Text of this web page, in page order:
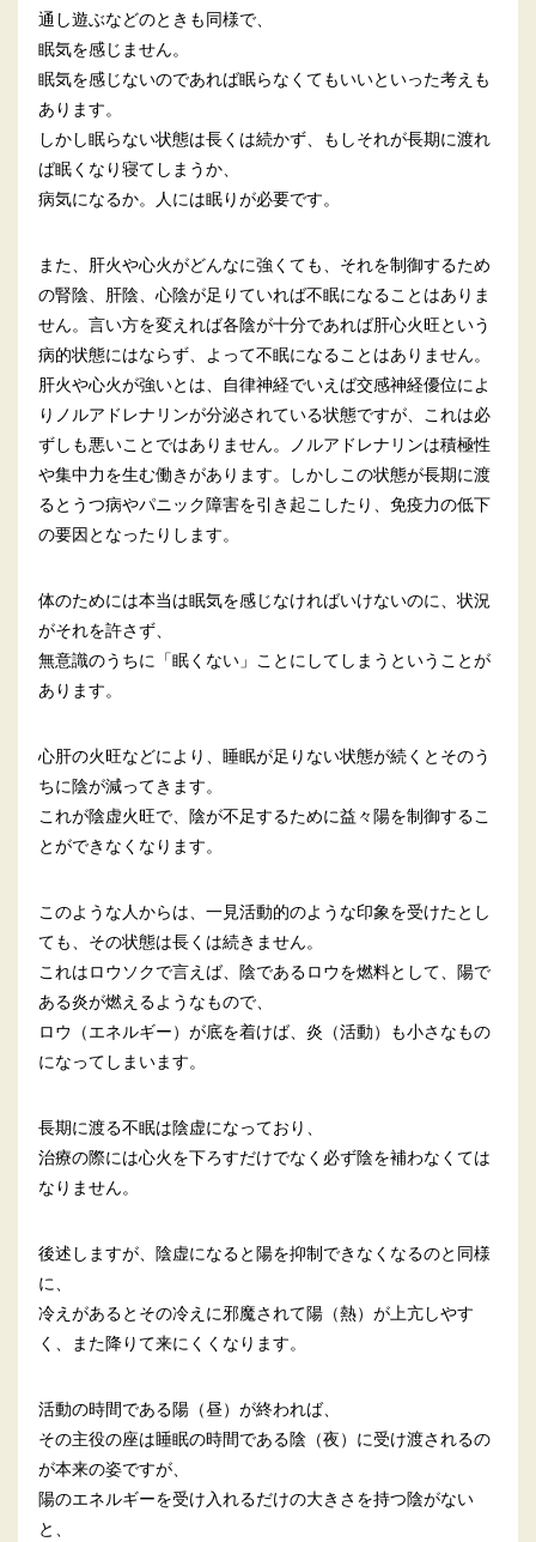
通し遊ぶなどのときも同様で、
眠気を感じません。
眠気を感じないのであれば眠らなくてもいいといった考えも
あります。
しかし眠らない状態は長くは続かず、もしそれが長期に渡れ
ば眠くなり寝てしまうか、
病気になるか。人には眠りが必要です。
また、肝火や心火がどんなに強くても、それを制御するため
の腎陰、肝陰、心陰が足りていれば不眠になることはありま
せん。言い方を変えれば各陰が十分であれば肝心火旺という
病的状態にはならず、よって不眠になることはありません。
肝火や心火が強いとは、自律神経でいえば交感神経優位によ
りノルアドレナリンが分泌されている状態ですが、これは必
ずしも悪いことではありません。ノルアドレナリンは積極性
や集中力を生む働きがあります。しかしこの状態が長期に渡
るとうつ病やパニック障害を引き起こしたり、免疫力の低下
の要因となったりします。
体のためには本当は眠気を感じなければいけないのに、状況
がそれを許さず、
無意識のうちに「眠くない」ことにしてしまうということが
あります。
心肝の火旺などにより、睡眠が足りない状態が続くとそのう
ちに陰が減ってきます。
これが陰虚火旺で、陰が不足するために益々陽を制御するこ
とができなくなります。
このような人からは、一見活動的のような印象を受けたとし
ても、その状態は長くは続きません。
これはロウソクで言えば、陰であるロウを燃料として、陽で
ある炎が燃えるようなもので、
ロウ（エネルギー）が底を着けば、炎（活動）も小さなもの
になってしまいます。
長期に渡る不眠は陰虚になっており、
治療の際には心火を下ろすだけでなく必ず陰を補わなくては
なりません。
後述しますが、陰虚になると陽を抑制できなくなるのと同様
に、
冷えがあるとその冷えに邪魔されて陽（熱）が上亢しやす
く、また降りて来にくくなります。
活動の時間である陽（昼）が終われば、
その主役の座は睡眠の時間である陰（夜）に受け渡されるの
が本来の姿ですが、
陽のエネルギーを受け入れるだけの大きさを持つ陰がない
と、